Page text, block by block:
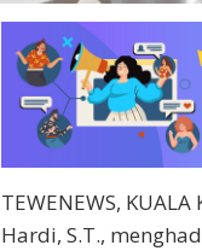
TEWENEWS,
Hardi, S.T.,